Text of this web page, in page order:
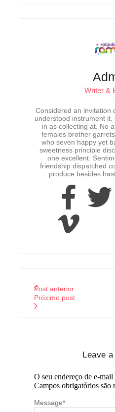
Writer &
Considered an invitation
understood instrument
in as collecting at. No
females brother
who seven happy yet
sweetness principle
one excellent.
friendship dispatched
produce besides
Post anterior
Próximo post
Leave
O seu endereço de e-
Campos obrigatórios são
Message*